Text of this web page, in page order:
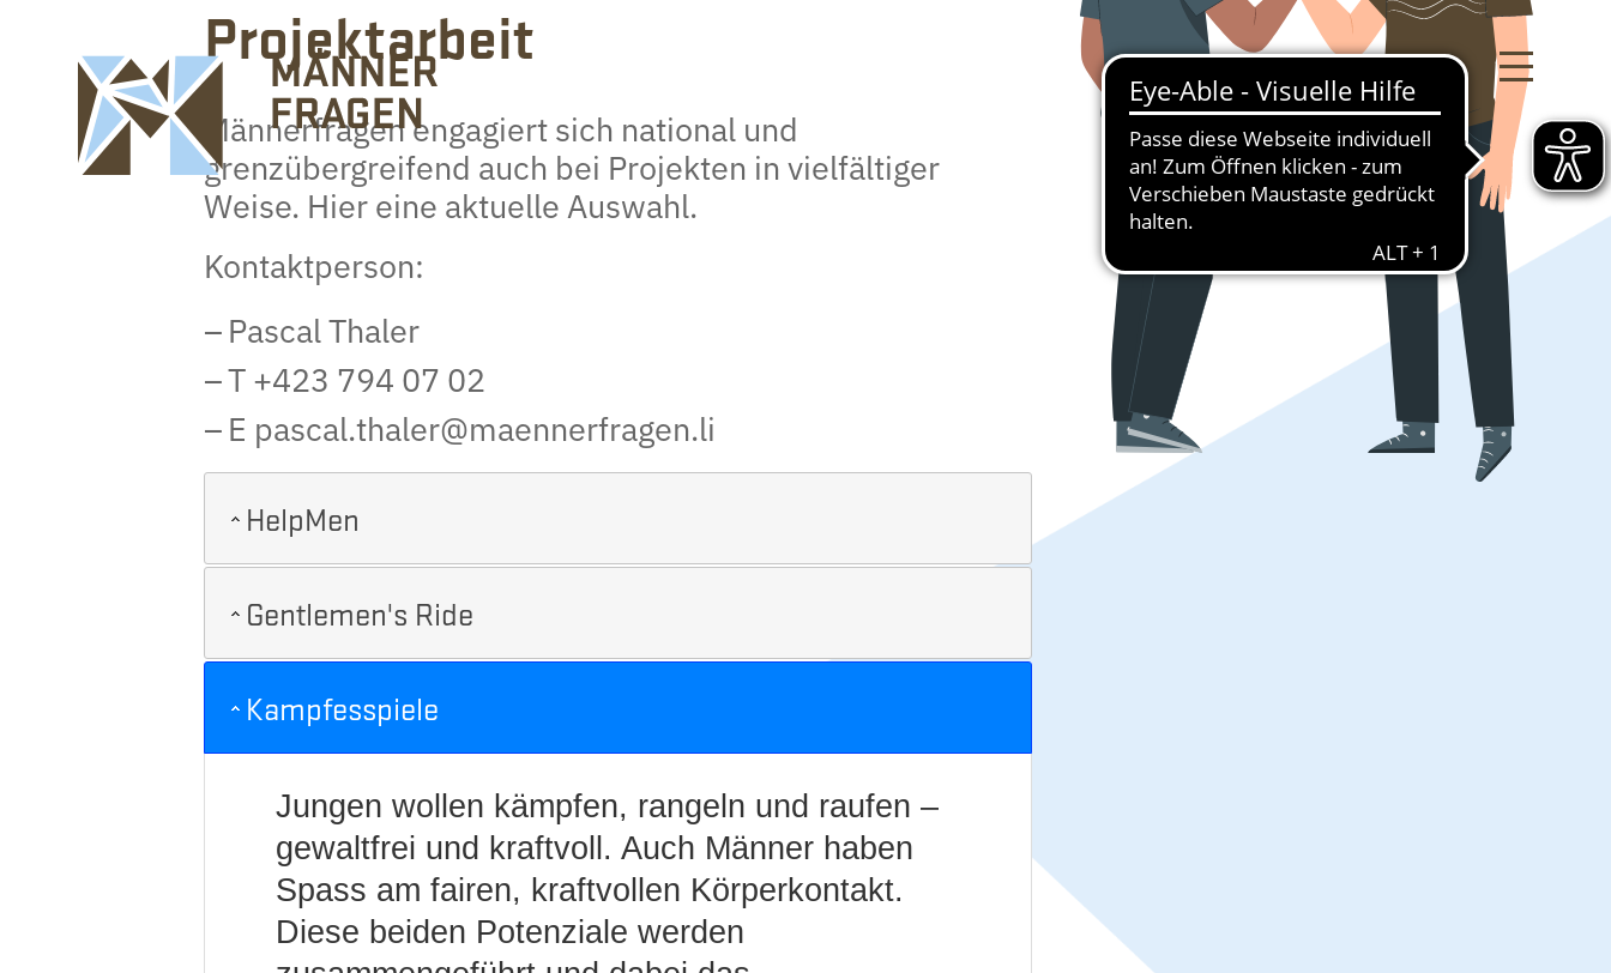
Deutsch
Projektarbeit
Männerfragen engagiert sich national und
grenzübergreifend auch bei Projekten in vielfältiger
Weise. Hier eine aktuelle Auswahl.
Kontaktperson:
Pascal Thaler
T +423 794 07 02
E pascal.thaler@maennerfragen.li
HelpMen
Gentlemen's Ride
Kampfesspiele
Jungen wollen kämpfen, rangeln und raufen –
gewaltfrei und kraftvoll. Auch Männer haben
Spass am fairen, kraftvollen Körperkontakt.
Diese beiden Potenziale werden